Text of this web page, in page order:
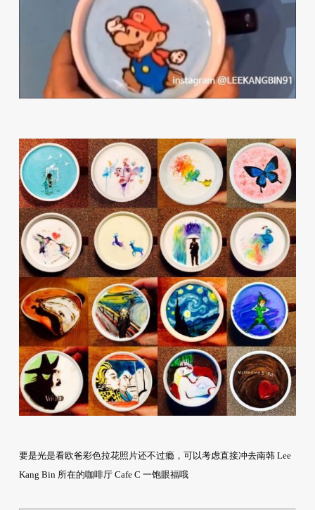
要是光是看欧爸彩色拉花照片还不过瘾，可以考虑直接冲去南韩 Lee
Kang Bin 所在的咖啡厅 Cafe C 一饱眼福哦